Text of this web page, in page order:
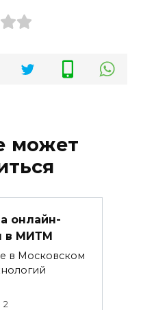
может
онлайн-
в МИТМ
в Московском
2